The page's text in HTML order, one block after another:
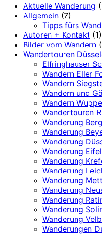
Aktuelle Wanderung
Allgemein (7)
Tipps fürs
Autoren + Kontakt (1)
Bilder vom Wandern
Wandertouren
Elfringhauser
Wandern Eller
Wandern
Wandern und
Wandern
Wandertouren
Wanderung
Wanderung
Wanderung
Wanderung Eifel
Wanderung
Wanderung
Wanderung
Wanderung
Wanderung
Wanderung
Wanderung
Wanderungen